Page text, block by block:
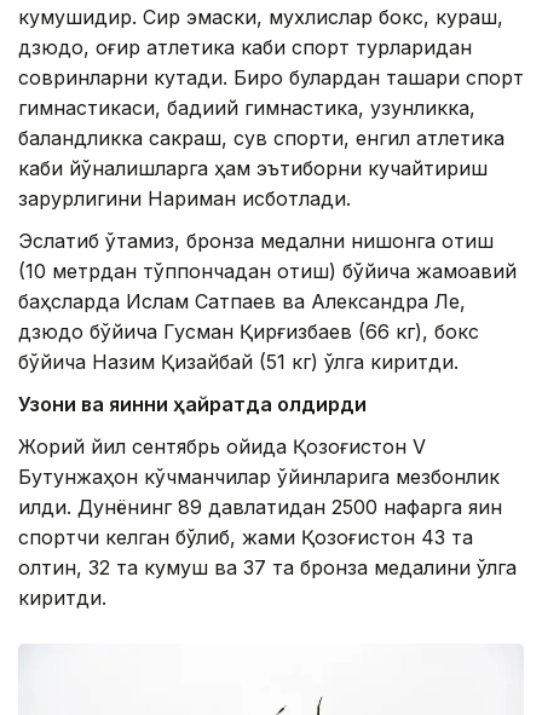
кумушидир. Сир эмаски, мухлислар бокс, кураш,
дзюдо, оғир атлетика каби спорт турларидан
совринларни кутади. Бироқ булардан ташқари спорт
гимнастикаси, бадиий гимнастика, узунликка,
баландликка сакраш, сув спорти, енгил атлетика
каби йўналишларга ҳам эътиборни кучайтириш
зарурлигини Нариман исботлади.
Эслатиб ўтамиз, бронза медални нишонга отиш
(10 метрдан тўппончадан отиш) бўйича жамоавий
баҳсларда Ислам Сатпаев ва Александра Ле,
дзюдо бўйича Гусман Қирғизбаев (66 кг), бокс
бўйича Назим Қизайбай (51 кг) қўлга киритди.
Узоқни ва яқинни ҳайратда қолдирди
Жорий йил сентябрь ойида Қозоғистон V
Бутунжаҳон кўчманчилар ўйинларига мезбонлик
қилди. Дунёнинг 89 давлатидан 2500 нафарга яқин
спортчи келган бўлиб, жами Қозоғистон 43 та
олтин, 32 та кумуш ва 37 та бронза медалини қўлга
киритди.